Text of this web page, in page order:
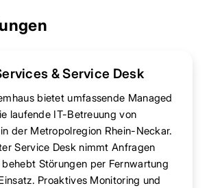
& Service Desk
bietet umfassende Managed
laufende IT-Betreuung von
der Metropolregion Rhein-Neckar.
Service Desk nimmt Anfragen
Störungen per Fernwartung
Proaktives Monitoring und